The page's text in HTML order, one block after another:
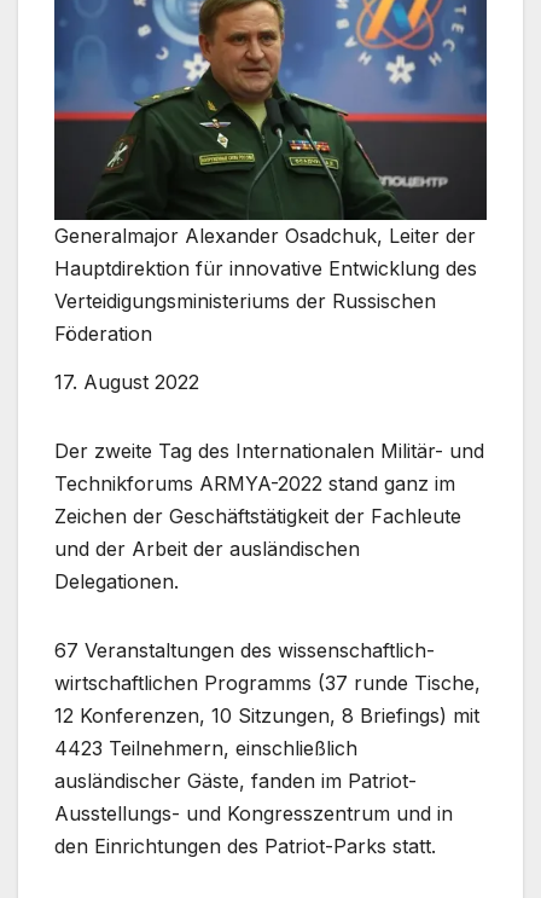
Generalmajor Alexander Osadchuk, Leiter der
Hauptdirektion für innovative Entwicklung des
Verteidigungsministeriums der Russischen
Föderation
17. August 2022
Der zweite Tag des Internationalen Militär- und
Technikforums ARMYA-2022 stand ganz im
Zeichen der Geschäftstätigkeit der Fachleute
und der Arbeit der ausländischen
Delegationen.
67 Veranstaltungen des wissenschaftlich-
wirtschaftlichen Programms (37 runde Tische,
12 Konferenzen, 10 Sitzungen, 8 Briefings) mit
4423 Teilnehmern, einschließlich
ausländischer Gäste, fanden im Patriot-
Ausstellungs- und Kongresszentrum und in
den Einrichtungen des Patriot-Parks statt.